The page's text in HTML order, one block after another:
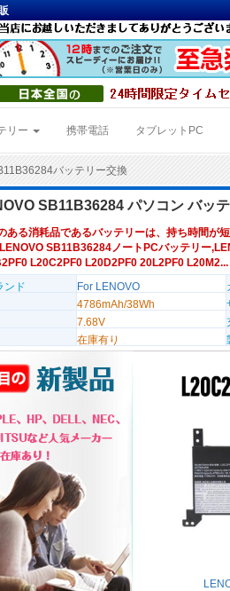
リー 携帯電話 タブレットPC
バッテリー交換
SB11B36284 パソコン バッ
ある消耗品であるバッテリーは、持ち時間が
SB11B36284ノートPCバッテリー
L20C2PF0 L20D2PF0 20L2PF0
ンド
For LENOVO
4786mAh/38Wh
7.68V
在庫有り